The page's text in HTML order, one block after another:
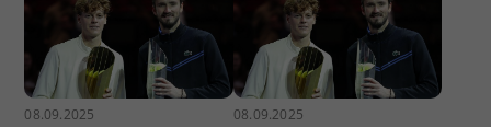
08.09.2025 08.09.2025